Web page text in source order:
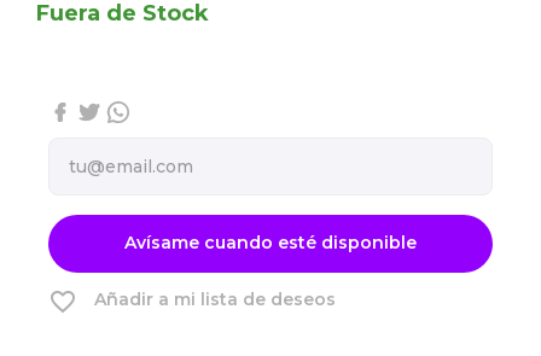
Fuera de Stock
Avísame cuando esté disponible
favorite_border Añadir a mi lista de deseos